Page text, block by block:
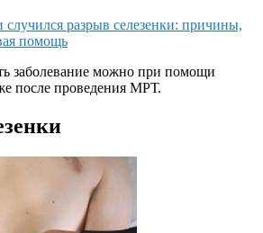
случился разрыв селезенки: причины,
помощь
заболевание можно при помощи
после проведения МРТ.